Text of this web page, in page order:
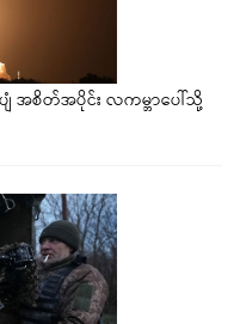
ပျံ အစိတ်အပိုင်း လကမ္ဘာပေါ်သို့